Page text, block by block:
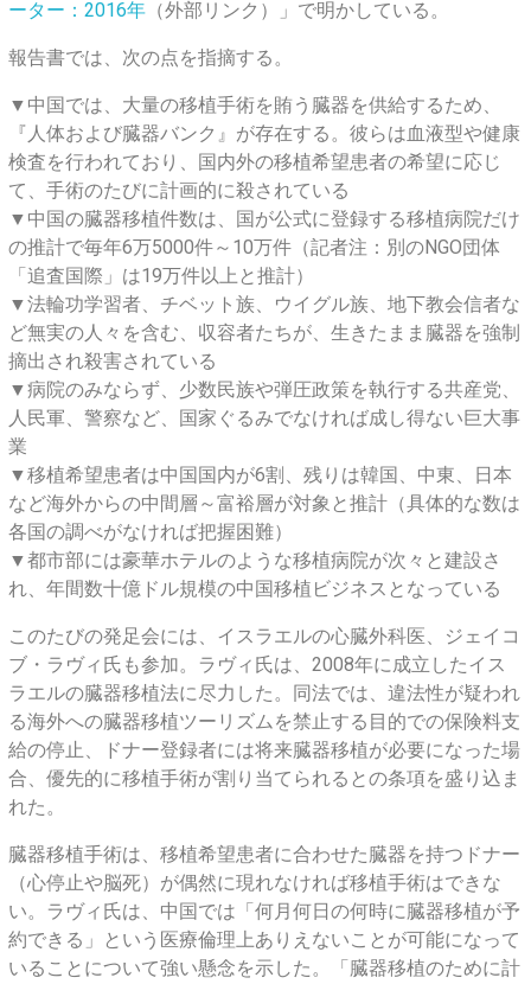
ーター：2016年 （外部リンク）」で明かしている。
報告書では、次の点を指摘する。
▼中国では、大量の移植手術を賄う臓器を供給するため、
『人体および臓器バンク』が存在する。彼らは血液型や健康
検査を行われており、国内外の移植希望患者の希望に応じ
て、手術のたびに計画的に殺されている
▼中国の臓器移植件数は、国が公式に登録する移植病院だけ
の推計で毎年6万5000件～10万件（記者注：別のNGO団体
「追査国際」は19万件以上と推計）
▼法輪功学習者、チベット族、ウイグル族、地下教会信者な
ど無実の人々を含む、収容者たちが、生きたまま臓器を強制
摘出され殺害されている
▼病院のみならず、少数民族や弾圧政策を執行する共産党、
人民軍、警察など、国家ぐるみでなければ成し得ない巨大事
業
▼移植希望患者は中国国内が6割、残りは韓国、中東、日本
など海外からの中間層～富裕層が対象と推計（具体的な数は
各国の調べがなければ把握困難）
▼都市部には豪華ホテルのような移植病院が次々と建設さ
れ、年間数十億ドル規模の中国移植ビジネスとなっている
このたびの発足会には、イスラエルの心臓外科医、ジェイコ
ブ・ラヴィ氏も参加。ラヴィ氏は、2008年に成立したイス
ラエルの臓器移植法に尽力した。同法では、違法性が疑われ
る海外への臓器移植ツーリズムを禁止する目的での保険料支
給の停止、ドナー登録者には将来臓器移植が必要になった場
合、優先的に移植手術が割り当てられるとの条項を盛り込ま
れた。
臓器移植手術は、移植希望患者に合わせた臓器を持つドナー
（心停止や脳死）が偶然に現れなければ移植手術はできな
い。ラヴィ氏は、中国では「何月何日の何時に臓器移植が予
約できる」という医療倫理上ありえないことが可能になって
いることについて強い懸念を示した。「臓器移植のために計